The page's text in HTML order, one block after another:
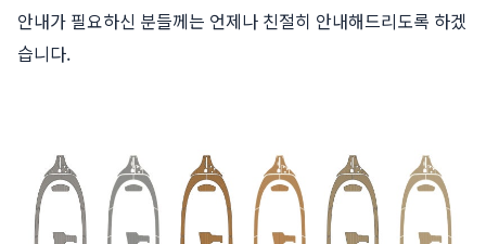
안내가 필요하신 분들께는 언제나 친절히 안내해드리도록 하겠
습니다.